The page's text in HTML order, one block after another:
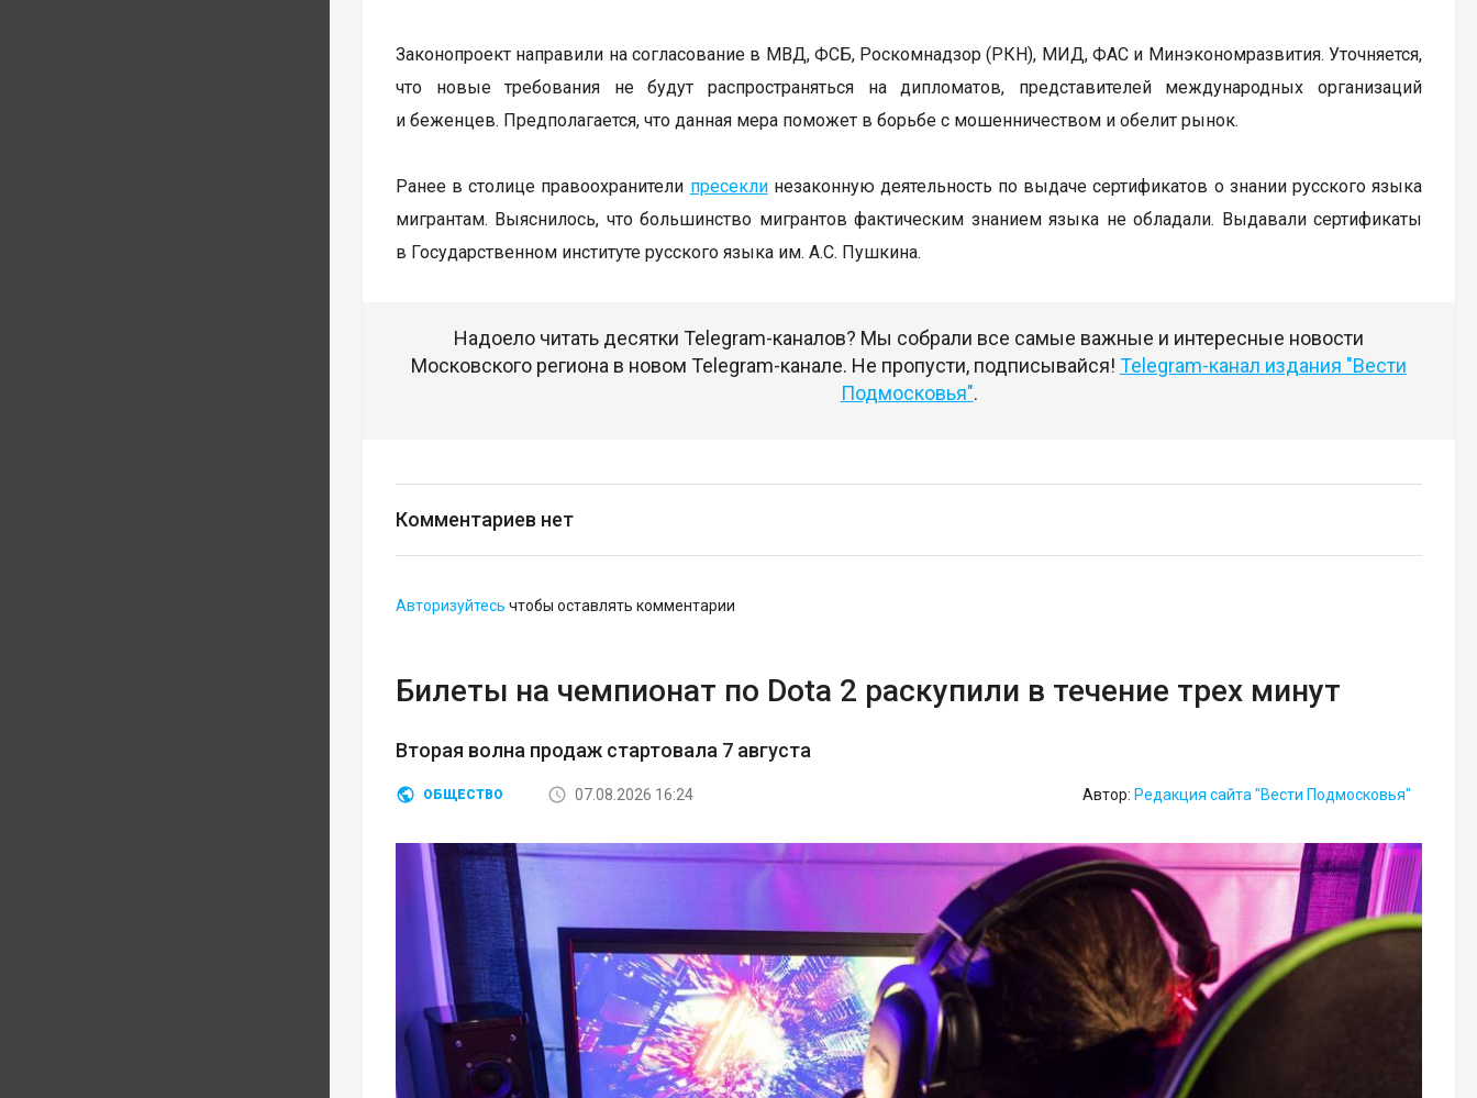
Законопроект направили на согласование в МВД, ФСБ, Роскомнадзор (РКН), МИД, ФАС и Минэкономразвития. Уточняется,
что новые требования не будут распространяться на дипломатов, представителей международных организаций
и беженцев. Предполагается, что данная мера поможет в борьбе с мошенничеством и обелит рынок.
Ранее в столице правоохранители пресеклинезаконную деятельность по выдаче сертификатов о знании русского языка
мигрантам. Выяснилось, что большинство мигрантов фактическим знанием языка не обладали. Выдавали сертификаты
в Государственном институте русского языка им. А.С. Пушкина.
Надоело читать десятки Telegram-каналов? Мы собрали все самые важные и интересные новости
Московского региона в новом Telegram-канале. Не пропусти, подписывайся! Telegram-канал издания "Вести
Подмосковья".
Комментариев нет
Авторизуйтесь чтобы оставлять комментарии
Билеты на чемпионат по Dota 2 раскупили в течение трех минут
Вторая волна продаж стартовала 7 августа
ОБЩЕСТВО 07.08.2026 16:24 Автор: Редакция сайта "Вести Подмосковья"